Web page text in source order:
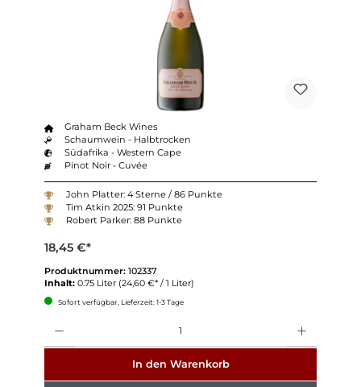
Graham Beck Wines
Schaumwein - Halbtrocken
Südafrika - Western Cape
Pinot Noir - Cuvée
John Platter: 4 Sterne / 86 Punkte
Tim Atkin 2025: 91 Punkte
Robert Parker: 88 Punkte
18,45 €*
Produktnummer: 102337
Inhalt: 0.75 Liter (24,60 €* / 1 Liter)
Sofort verfügbar, Lieferzeit: 1-3 Tage
In den Warenkorb